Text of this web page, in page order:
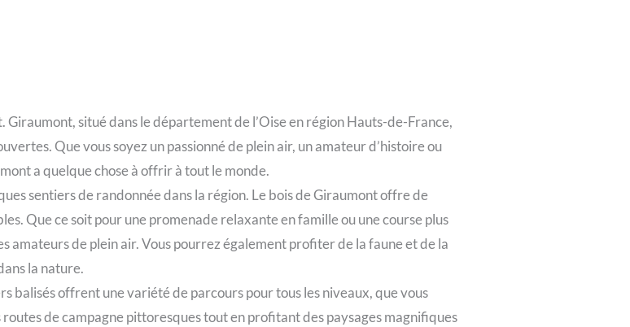
situé dans le département de l’Oise en région Hauts-de-France,
Que vous soyez un passionné de plein air, un amateur d’histoire ou
a quelque chose à offrir à tout le monde.
sentiers de randonnée dans la région. Le bois de Giraumont offre de
Que ce soit pour une promenade relaxante en famille ou une course plus
de plein air. Vous pourrez également profiter de la faune et de la
la nature.
balisés offrent une variété de parcours pour tous les niveaux, que vous
de campagne pittoresques tout en profitant des paysages magnifiques